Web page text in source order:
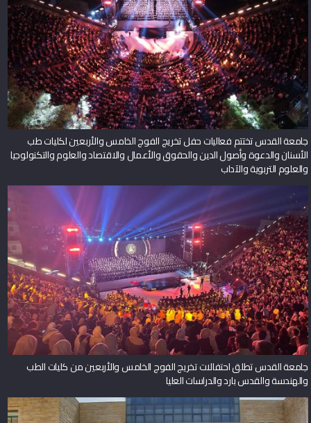
جامعة القدس تختتم فعاليات حفل تخريج الفوج الخامس والأربعين لكليات طب
الأسنان والدعوة وأصول الدين والحقوق والأعمال والاقتصاد والعلوم والتكنولوجيا
والعلوم التربوية والآداب
جامعة القدس تطلق احتفالات تخريج الفوج الخامس والأربعين من كليات الطب
والهندسة والقدس بارد والدراسات العليا